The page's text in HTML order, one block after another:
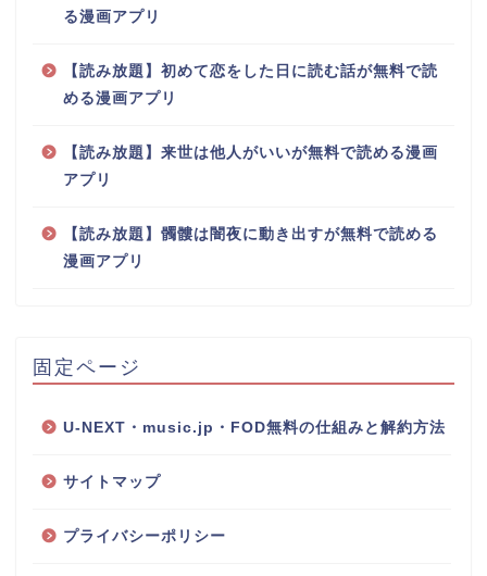
る漫画アプリ
【読み放題】初めて恋をした日に読む話が無料で読
める漫画アプリ
【読み放題】来世は他人がいいが無料で読める漫画
アプリ
【読み放題】髑髏は闇夜に動き出すが無料で読める
漫画アプリ
固定ページ
U-NEXT・music.jp・FOD無料の仕組みと解約方法
サイトマップ
プライバシーポリシー